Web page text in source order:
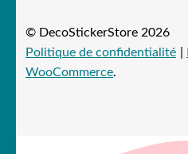
© DecoStickerStore 2026
Politique de confidentialité
WooCommerce.